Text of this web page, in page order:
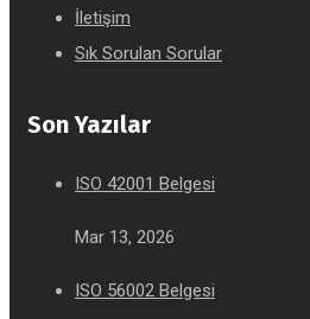
İletişim
Sık Sorulan Sorular
Son Yazılar
ISO 42001 Belgesi
Mar 13, 2026
ISO 56002 Belgesi